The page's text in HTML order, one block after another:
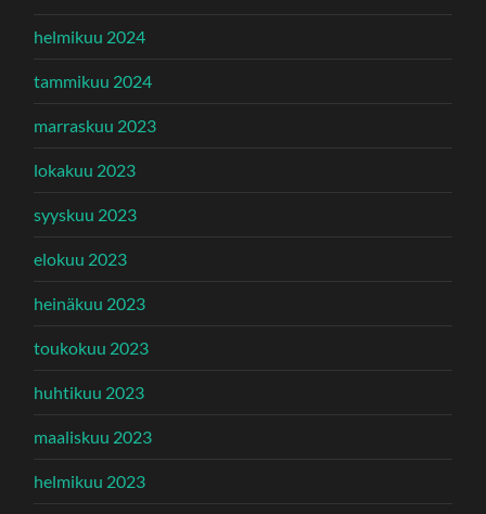
helmikuu 2024
tammikuu 2024
marraskuu 2023
lokakuu 2023
syyskuu 2023
elokuu 2023
heinäkuu 2023
toukokuu 2023
huhtikuu 2023
maaliskuu 2023
helmikuu 2023